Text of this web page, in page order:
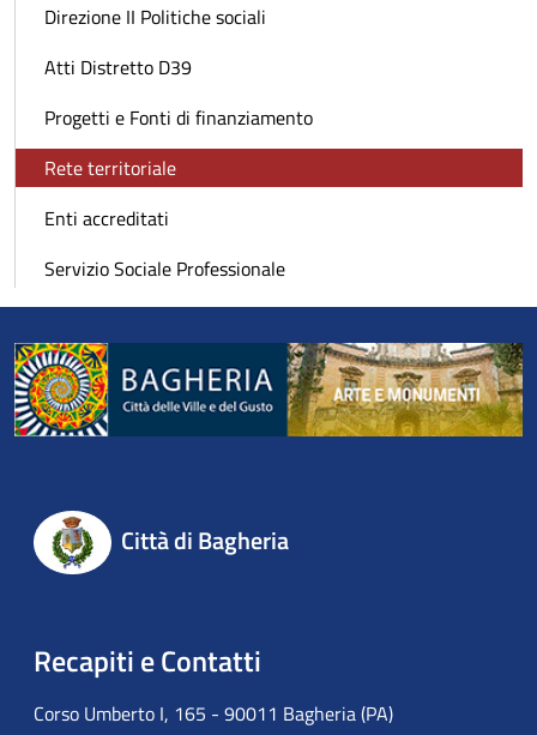
Direzione II Politiche sociali
Atti Distretto D39
Progetti e Fonti di finanziamento
Rete territoriale
Enti accreditati
Servizio Sociale Professionale
Città di Bagheria
Recapiti e Contatti
Corso Umberto I, 165 - 90011 Bagheria (PA)